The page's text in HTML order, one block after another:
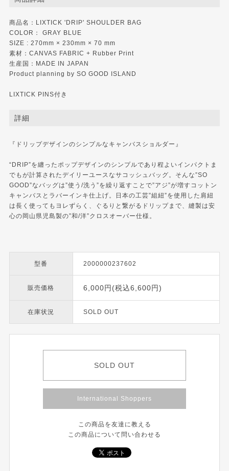
商品名：LIXTICK 'DRIP' SHOULDER BAG
COLOR： GRAY BLUE
SIZE : 270mm × 230mm × 70 mm
素材：CANVAS FABRIC + Rubber Print
生産国：MADE IN JAPAN
Product planning by SO GOOD ISLAND
LIXTICK PINS付き
詳細
『ドリップデザインのシンプルなキャンバスショルダー』
“DRIP”を纏ったポップデザインのシンプルであり程よいインパクトま
でもが計算されたデイリーユースなサコッシュバッグ。そんな”SO
GOOD”なバッグは”使う/洗う”を繰り返すことで”アジ”が増すコットン
キャンバスとラバーインキ仕上げ。日本の工芸”組紐”を使用した肩紐
は長く使ってもヨレずらく、ぐるりと繋がるドリップまで、縫製は安
心の岡山県児島製の”和/洋”クロスオーバー仕様。
型番 2000000237602
販売価格 6,000円(税込6,600円)
在庫状況 SOLD OUT
SOLD OUT
International Shoppers
この商品を友達に教える
この商品について問い合わせる